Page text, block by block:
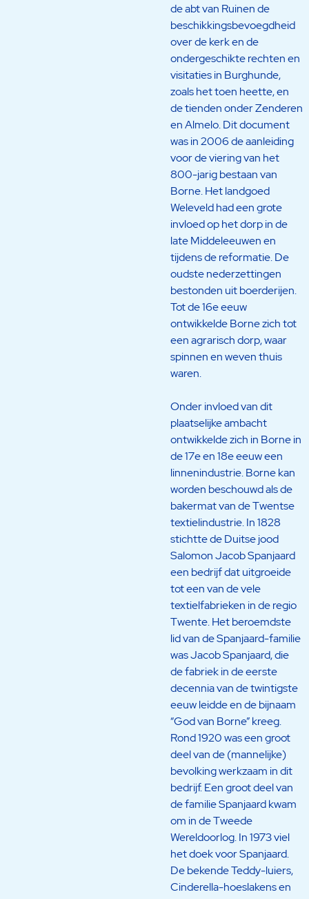
de abt van Ruinen de
beschikkingsbevoegdheid
over de kerk en de
ondergeschikte rechten en
visitaties in Burghunde,
zoals het toen heette, en
de tienden onder Zenderen
en Almelo. Dit document
was in 2006 de aanleiding
voor de viering van het
800-jarig bestaan van
Borne. Het landgoed
Weleveld had een grote
invloed op het dorp in de
late Middeleeuwen en
tijdens de reformatie. De
oudste nederzettingen
bestonden uit boerderijen.
Tot de 16e eeuw
ontwikkelde Borne zich tot
een agrarisch dorp, waar
spinnen en weven thuis
waren.
Onder invloed van dit
plaatselijke ambacht
ontwikkelde zich in Borne in
de 17e en 18e eeuw een
linnenindustrie. Borne kan
worden beschouwd als de
bakermat van de Twentse
textielindustrie. In 1828
stichtte de Duitse jood
Salomon Jacob Spanjaard
een bedrijf dat uitgroeide
tot een van de vele
textielfabrieken in de regio
Twente. Het beroemdste
lid van de Spanjaard-familie
was Jacob Spanjaard, die
de fabriek in de eerste
decennia van de twintigste
eeuw leidde en de bijnaam
“God van Borne” kreeg.
Rond 1920 was een groot
deel van de (mannelijke)
bevolking werkzaam in dit
bedrijf. Een groot deel van
de familie Spanjaard kwam
om in de Tweede
Wereldoorlog. In 1973 viel
het doek voor Spanjaard.
De bekende Teddy-luiers,
Cinderella-hoeslakens en